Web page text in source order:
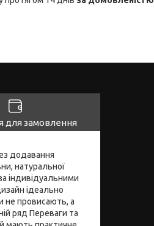
для замовлення
додавання
натуральної
індивідуальними
ідеально
не провисають, а
ряд Переваги та